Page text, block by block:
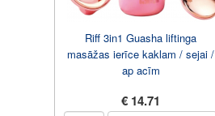
Riff 3in1 Guasha liftinga
masāžas ierīce kaklam / sejai /
ap acīm
€ 14.71